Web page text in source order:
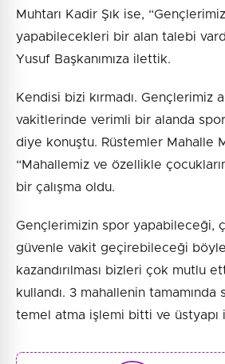
Muhtarı Kadir Şık ise,
yapabilecekleri bir alan talebi
Yusuf Başkanımıza ilettik.
Kendisi bizi kırmadı. Gençlerimiz
vakitlerinde verimli bir alanda
diye konuştu. Rüstemler Mahalle
“Mahallemiz ve özellikle
bir çalışma oldu.
Gençlerimizin spor yapabileceği,
güvenle vakit geçirebileceği böyle
kazandırılması bizleri çok mutlu
kullandı. 3 mahallenin tamamında
temel atma işlemi bitti ve üstyapı